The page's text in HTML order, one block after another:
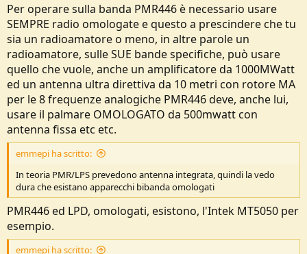
Per operare sulla banda PMR446 è necessario usare
SEMPRE radio omologate e questo a prescindere che tu
sia un radioamatore o meno, in altre parole un
radioamatore, sulle SUE bande specifiche, può usare
quello che vuole, anche un amplificatore da 1000MWatt
ed un antenna ultra direttiva da 10 metri con rotore MA
per le 8 frequenze analogiche PMR446 deve, anche lui,
usare il palmare OMOLOGATO da 500mwatt con
antenna fissa etc etc.
emmepi ha scritto:
In teoria PMR/LPS prevedono antenna integrata, quindi la vedo
dura che esistano apparecchi bibanda omologati
PMR446 ed LPD, omologati, esistono, l'Intek MT5050 per
esempio.
emmepi ha scritto: